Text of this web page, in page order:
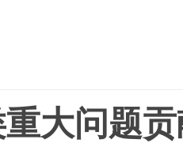
大问题